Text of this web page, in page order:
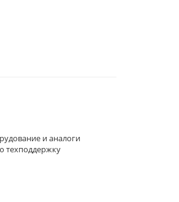
и аналоги
техподдержку